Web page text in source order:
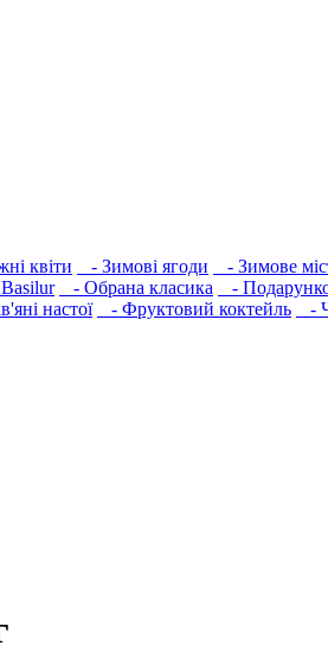
квіти - Зимові ягоди - Зимове
- Обрана класика -
настої - Фруктовий коктейль -